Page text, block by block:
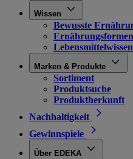
Wissen
Bewusste
Ernährungsformen
Lebensmittelwissen
Marken & Produkte
Sortiment
Produktsuche
Produktherkunft
Nachhaltigkeit
Gewinnspiele
Über EDEKA